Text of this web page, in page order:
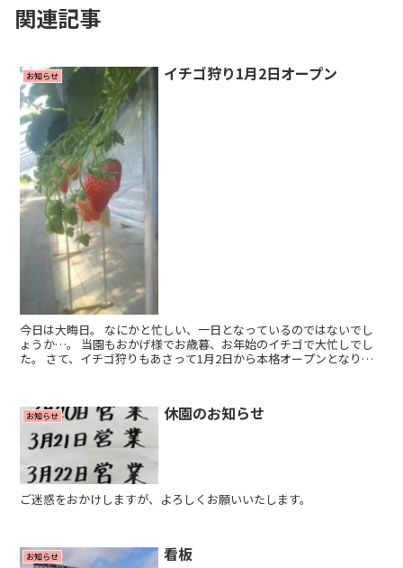
関連記事
お知らせ イチゴ狩り1月2日オープン
今日は大晦日。 なにかと忙しい、一日となっているのではないでし
ょうか…。 当園もおかげ様でお歳暮、お年始のイチゴで大忙しでし
た。 さて、イチゴ狩りもあさって1月2日から本格オープンとなりま
お知らせ 休園のお知らせ
ご迷惑をおかけしますが、よろしくお願いいたします。
お知らせ 看板